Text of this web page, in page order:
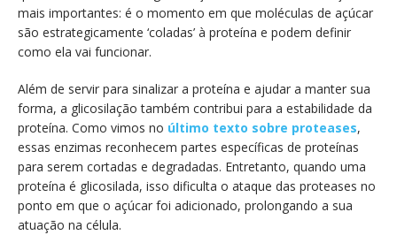
mais importantes: é o momento em que moléculas de açúcar
são estrategicamente ‘coladas’ à proteína e podem definir
como ela vai funcionar.
Além de servir para sinalizar a proteína e ajudar a manter sua
forma, a glicosilação também contribui para a estabilidade da
proteína. Como vimos no último texto sobre proteases,
essas enzimas reconhecem partes específicas de proteínas
para serem cortadas e degradadas. Entretanto, quando uma
proteína é glicosilada, isso dificulta o ataque das proteases no
ponto em que o açúcar foi adicionado, prolongando a sua
atuação na célula.